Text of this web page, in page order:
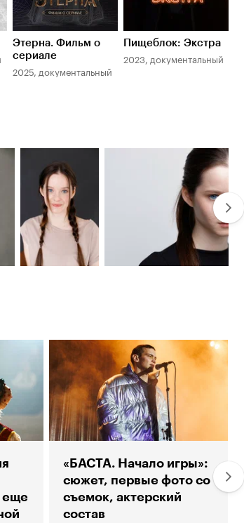
Этерна. Фильм о
сериале
2025, документальный
Пищеблок: Экстра
2023, документальный
еще
«БАСТА. Начало игры»:
сюжет, первые фото со
съемок, актерский
состав